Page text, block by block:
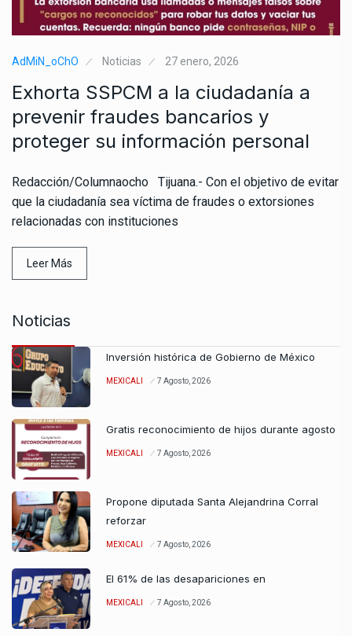
AdMiN_oChO Noticias 27 enero, 2026
Exhorta SSPCM a la ciudadanía a
prevenir fraudes bancarios y
proteger su información personal
Redacción/Columnaocho Tijuana.- Con el objetivo de evitar
que la ciudadanía sea víctima de fraudes o extorsiones
relacionadas con instituciones
Leer Más
Noticias
Inversión histórica de Gobierno de México
MEXICALI 7 Agosto, 2026
Gratis reconocimiento de hijos durante agosto
MEXICALI 7 Agosto, 2026
Propone diputada Santa Alejandrina Corral
reforzar
MEXICALI 7 Agosto, 2026
El 61% de las desapariciones en
MEXICALI 7 Agosto, 2026